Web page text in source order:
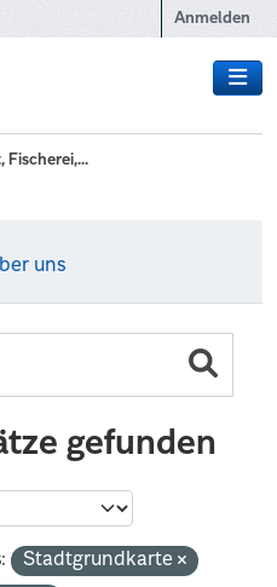
Anmelden
Fischerei,...
uns
gefunden
Stadtgrundkarte